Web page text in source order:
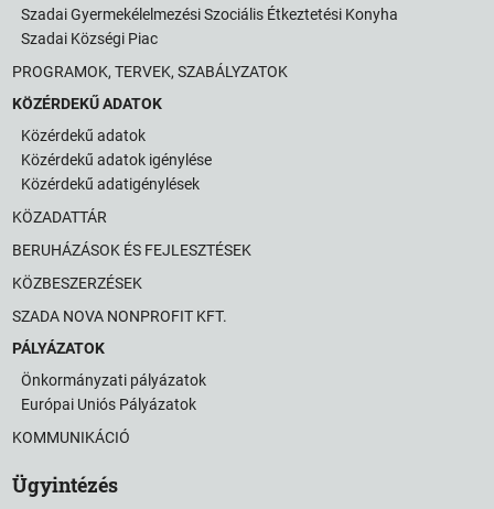
Szadai Gyermekélelmezési Szociális Étkeztetési Konyha
Szadai Községi Piac
PROGRAMOK, TERVEK, SZABÁLYZATOK
KÖZÉRDEKŰ ADATOK
Közérdekű adatok
Közérdekű adatok igénylése
Közérdekű adatigénylések
KÖZADATTÁR
BERUHÁZÁSOK ÉS FEJLESZTÉSEK
KÖZBESZERZÉSEK
SZADA NOVA NONPROFIT KFT.
PÁLYÁZATOK
Önkormányzati pályázatok
Európai Uniós Pályázatok
KOMMUNIKÁCIÓ
Ügyintézés